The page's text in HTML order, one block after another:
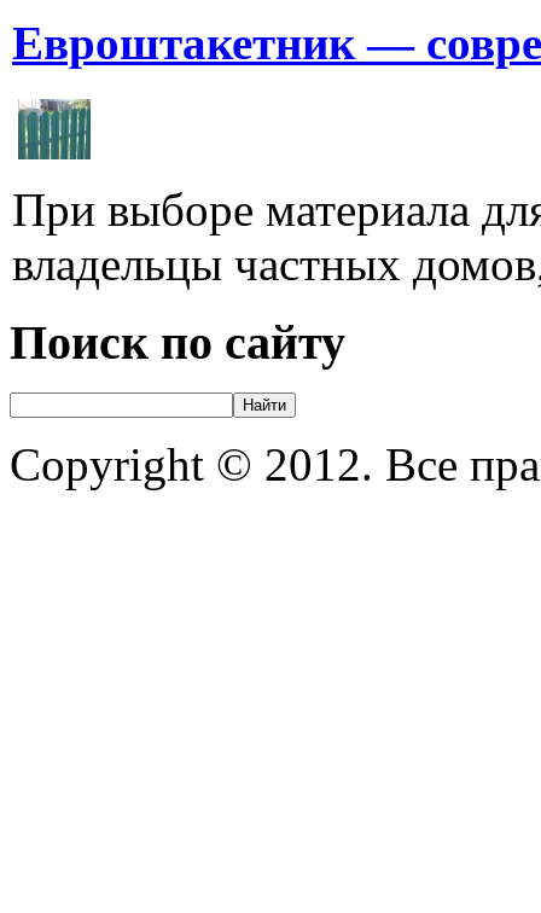
Евроштакетник —
При выборе материала
владельцы частных
Поиск по сайту
Copyright © 2012. Все